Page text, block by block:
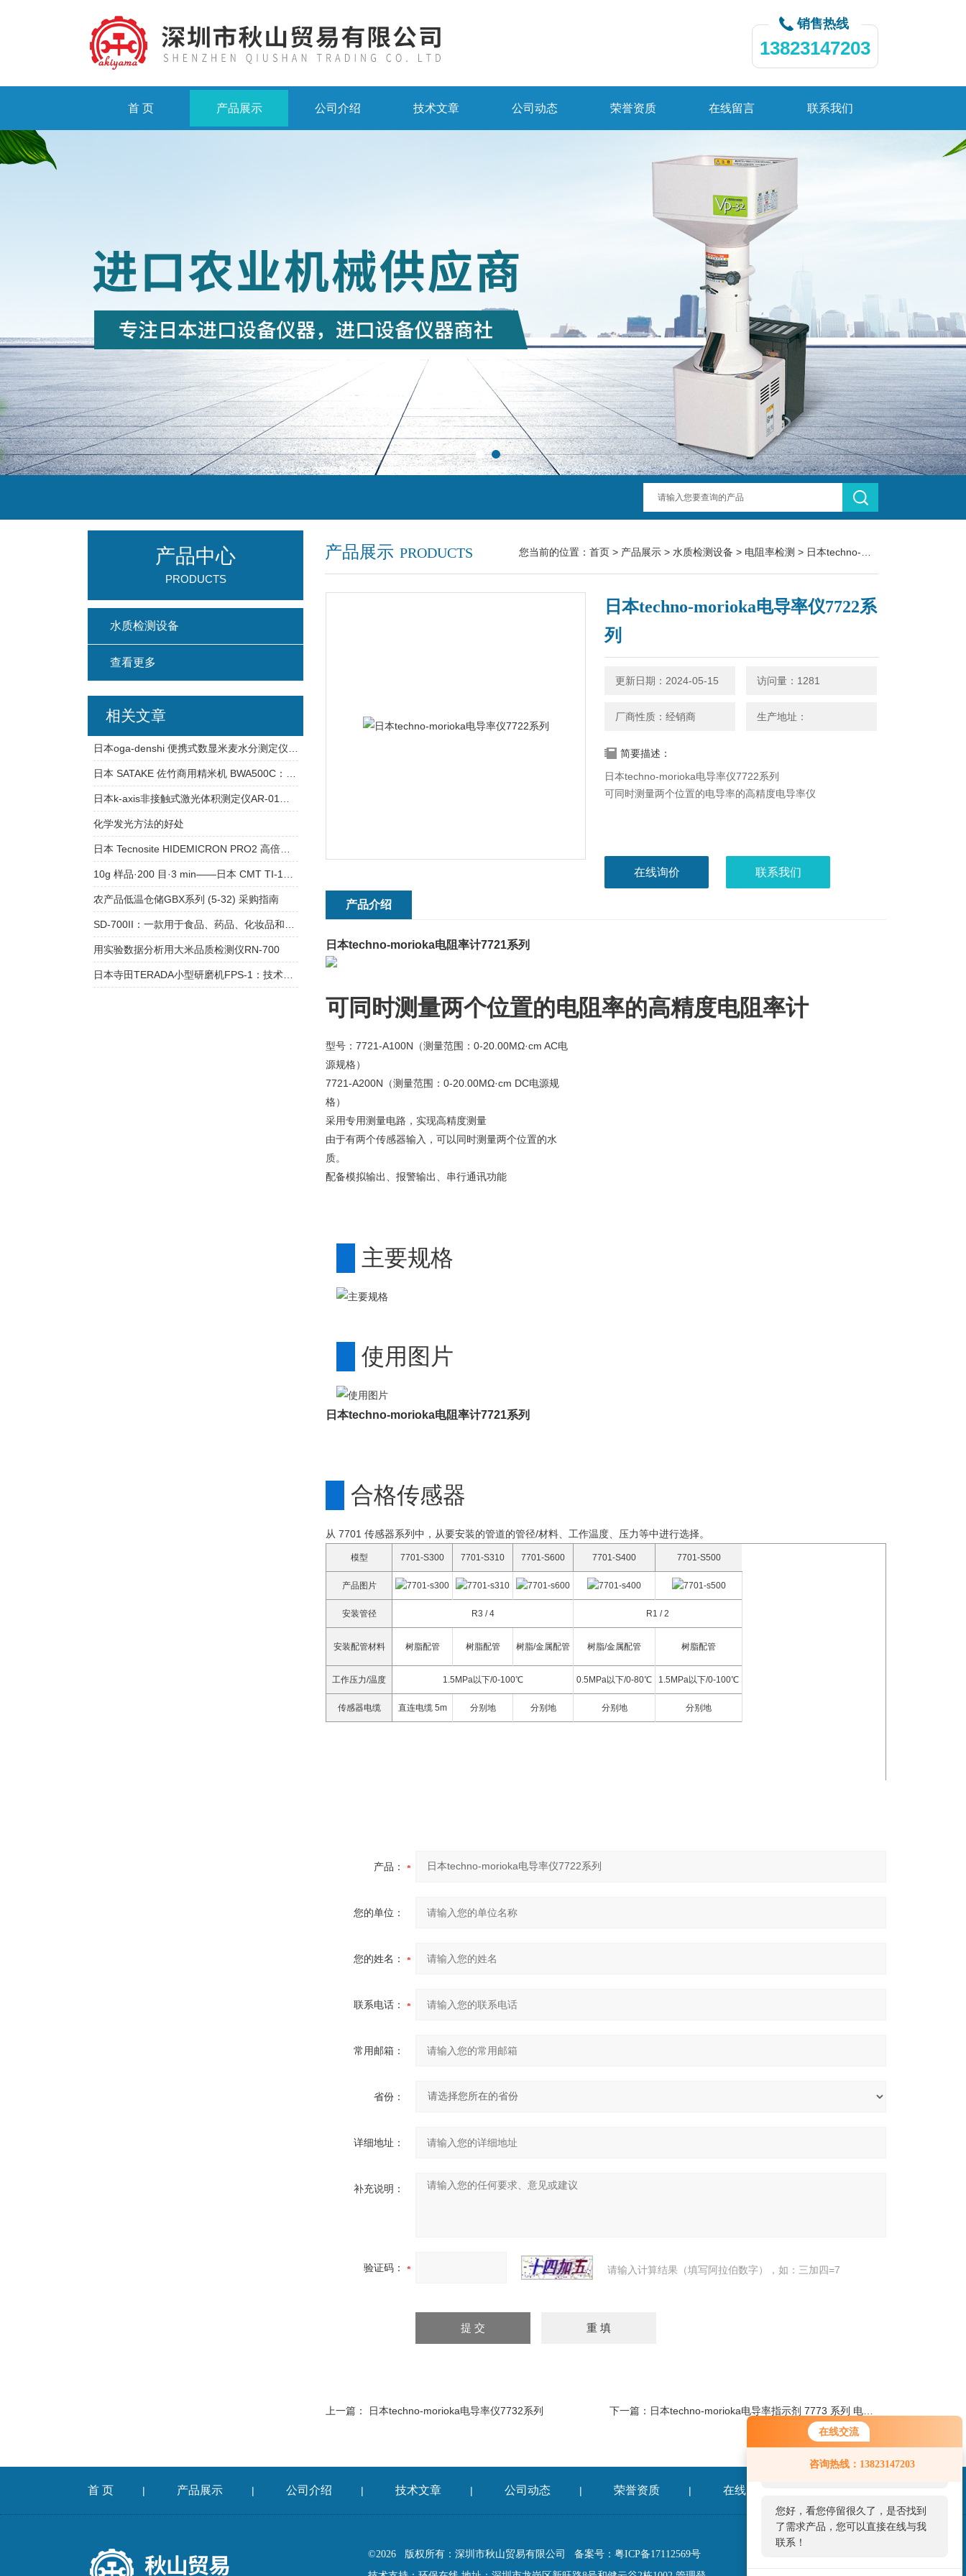
在线交流
咨询热线：13823147203
您好！欢迎前来咨询，很高兴为您
服务，请问您要咨询什么问题呢？
您好，看您停留很久了，是否找到
了需求产品，您可以直接在线与我
联系！
销售热线
13823147203
首 页 产品展示 公司介绍 技术文章 公司动态 荣誉资质 在线留言 联系我们
产品展示 PRODUCTS 您当前的位置： 首页 > 产品展示 > 水质检测设备 > 电阻率检测 > 日本techno-morioka电导率仪7722系列​
日本techno-morioka电导率仪7722系
列​
更新日期：2024-05-15 访问量：1281
厂商性质：经销商 生产地址：
简要描述：
日本techno-morioka电导率仪7722系列
可同时测量两个位置的电导率的高精度电导率仪
在线询价 联系我们
产品介绍
日本techno-morioka电阻率计7721系列
可同时测量两个位置的电阻率的高精度电阻率计
型号：7721-A100N（测量范围：0-20.00MΩ·cm AC电
源规格）
7721-A200N（测量范围：0-20.00MΩ·cm DC电源规
格）
采用专用测量电路，实现高精度测量
由于有两个传感器输入，可以同时测量两个位置的水
质。
配备模拟输出、报警输出、串行通讯功能
主要规格
使用图片
日本techno-morioka电阻率计7721系列
合格传感器
从 7701 传感器系列中，从要安装的管道的管径/材料、工作温度、压力等中进行选择。
模型 7701-S300 7701-S310 7701-S600 7701-S400 7701-S500
产品图片
安装管径 R3 / 4 R1 / 2
安装配管材料 树脂配管 树脂配管 树脂/金属配管 树脂/金属配管 树脂配管
工作压力/温度 1.5MPa以下/0-100℃ 0.5MPa以下/0-80℃ 1.5MPa以下/0-100℃
传感器电缆 直连电缆 5m 分别地 分别地 分别地 分别地
产品：
您的单位：
您的姓名：
联系电话：
常用邮箱：
省份：
详细地址：
补充说明：
验证码： 请输入计算结果（填写阿拉伯数字），如：三加四=7
上一篇： 日本techno-morioka电导率仪7732系列 下一篇： 日本techno-morioka电导率指示剂 7773 系列 电导率仪
产品中心
PRODUCTS
水质检测设备
查看更多
相关文章
化学发光方法的好处
日本 Tecnosite HIDEMICRON PRO2 高倍率高分辨率小型数字显微镜技术解析
农产品低温仓储GBX系列 (5-32) 采购指南
用实验数据分析用大米品质检测仪RN-700
日本寺田TERADA小型研磨机FPS-1：技术分析与实用原理
首 页 | 产品展示 | 公司介绍 | 技术文章 | 公司动态 | 荣誉资质 | 在线留言
©2026 版权所有：深圳市秋山贸易有限公司 备案号：粤ICP备17112569号